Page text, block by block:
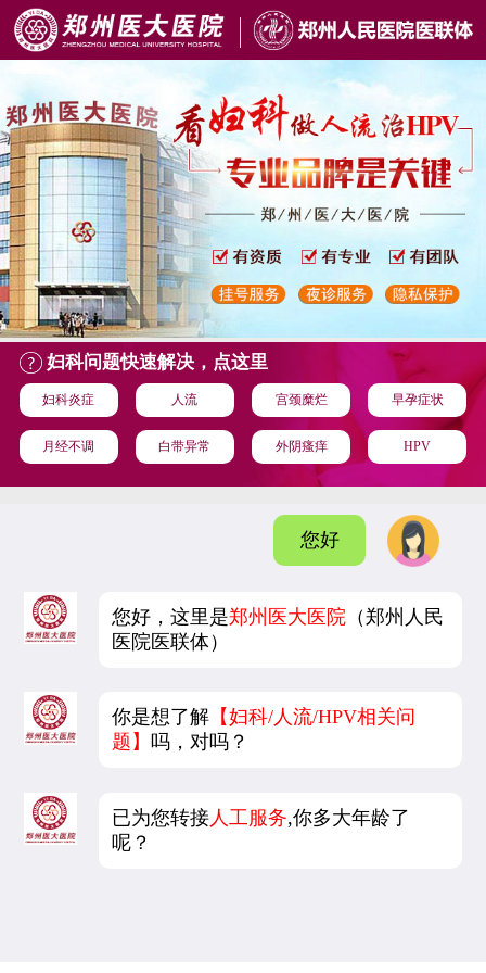
妇科问题快速解决，点这里
妇科炎症 人流 宫颈糜烂 早孕症状
月经不调 白带异常 外阴瘙痒 HPV
您好
您好，这里是郑州医大医院 （郑州人民
医院医联体）
你是想了解 【妇科/人流/HPV相关问
题】吗，对吗？
已为您转接 人工服务,你多大年龄了
呢？